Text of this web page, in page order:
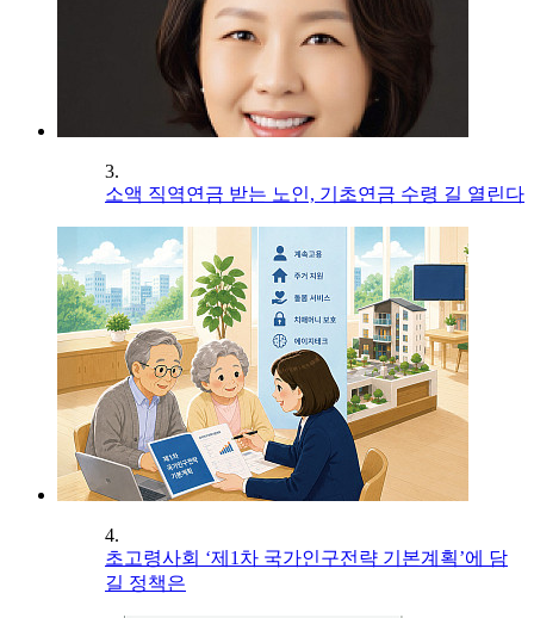
3.
소액 직역연금 받는 노인, 기초연금 수령 길 열린다
4.
초고령사회 ‘제1차 국가인구전략 기본계획’에 담
길 정책은